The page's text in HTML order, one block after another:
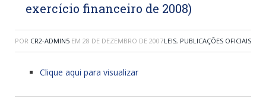
exercício financeiro de 2008)
POR CR2-ADMIN5 EM 28 DE DEZEMBRO DE 2007LEIS, PUBLICAÇÕES OFICIAIS
Clique aqui para visualizar